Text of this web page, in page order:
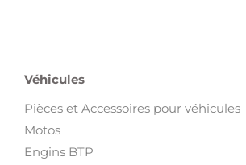
Véhicules
Pièces et Accessoires pour véhicules
Motos
Engins BTP